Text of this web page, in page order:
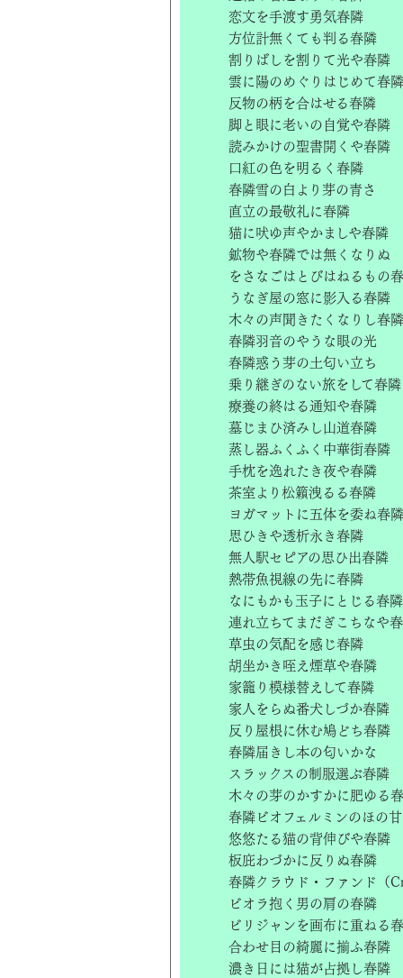
恋文を手渡す勇気春隣
方位計無くても判る春隣
割りばしを割りて光や春隣
雲に陽のめぐりはじめて春隣
反物の柄を合はせる春隣
脚と眼に老いの自覚や春隣
読みかけの聖書開くや春隣
口紅の色を明るく春隣
春隣雪の白より芽の青さ
直立の最敬礼に春隣
猫に吠ゆ声やかましや春隣
鉱物や春隣では無くなりぬ
をさなごはとびはねるもの
うなぎ屋の窓に影入る春隣
木々の声聞きたくなりし春隣
春隣羽音のやうな眼の光
春隣惑う芽の土匂い立ち
乗り継ぎのない旅をして春隣
療養の終はる通知や春隣
墓じまひ済みし山道春隣
蒸し器ふくふく中華街春隣
手枕を逸れたき夜や春隣
茶室より松籟洩るる春隣
ヨガマットに五体を委ね春隣
思ひきや透析永き春隣
無人駅セピアの思ひ出春隣
熱帯魚視線の先に春隣
なにもかも玉子にとじる春隣
連れ立ちてまだぎこちなや
草虫の気配を感じ春隣
胡坐かき咥え煙草や春隣
家籠り模様替えして春隣
家人をらぬ番犬しづか春隣
反り屋根に休む鳩どち春隣
春隣届きし本の匂いかな
スラックスの制服選ぶ春隣
木々の芽のかすかに肥ゆる
春隣ビオフェルミンのほの
悠悠たる猫の背伸びや春隣
板庇わづかに反りぬ春隣
春隣クラウド・ファンド（
ビオラ抱く男の肩の春隣
ビリジャンを画布に重ねる
合わせ目の綺麗に揃ふ春隣
濃き日には猫が占拠し春隣